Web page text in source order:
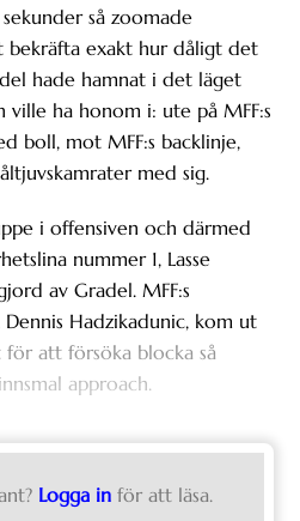
så zoomade
bekräfta exakt hur dåligt det
hade hamnat i det läget
ville ha honom i: ute på MFF:s
boll, mot MFF:s backlinje,
med sig.
i offensiven och därmed
nummer 1, Lasse
av Gradel. MFF:s
Hadzikadunic, kom ut
att försöka blocka så
approach.
Logga in för att läsa.